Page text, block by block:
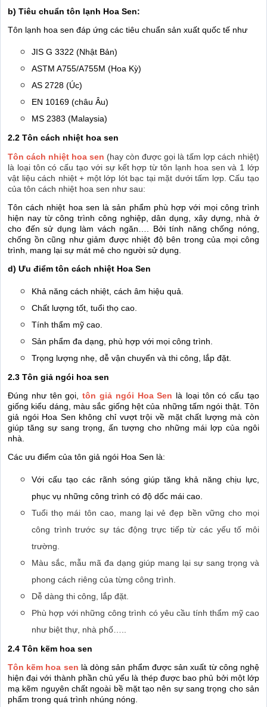
b) Tiêu chuẩn tôn lạnh Hoa Sen:
Tôn lạnh hoa sen đáp ứng các tiêu chuẩn sản xuất quốc tế như
JIS G 3322 (Nhật Bản)
ASTM A755/A755M (Hoa Kỳ)
AS 2728 (Úc)
EN 10169 (châu Âu)
MS 2383 (Malaysia)
2.2 Tôn cách nhiệt hoa sen
Tôn cách nhiệt hoa sen (hay còn được gọi là tấm lợp cách nhiệt)
là loại tôn có cấu tạo với sự kết hợp từ tôn lạnh hoa sen và 1 lớp
vật liệu cách nhiệt + một lớp lót bạc tại mặt dưới tấm lợp. Cấu tạo
của tôn cách nhiệt hoa sen như sau:
Tôn cách nhiệt hoa sen là sản phẩm phù hợp với mọi công trình
hiện nay từ công trình công nghiệp, dân dụng, xây dựng, nhà ở
cho đến sử dụng làm vách ngăn…. Bởi tính năng chống nóng,
chống ồn cũng như giảm được nhiệt độ bên trong của mọi công
trình, mang lại sự mát mẻ cho người sử dụng.
d) Ưu điểm tôn cách nhiệt Hoa Sen
Khả năng cách nhiệt, cách âm hiệu quả.
Chất lượng tốt, tuổi thọ cao.
Tính thẩm mỹ cao.
Sản phẩm đa dạng, phù hợp với mọi công trình.
Trọng lượng nhẹ, dễ vận chuyển và thi công, lắp đặt.
2.3 Tôn giả ngói hoa sen
Đúng như tên gọi,
tôn giả ngói Hoa Sen là loại tôn có cấu tạo
giống kiểu dáng, màu sắc giống hệt của những tấm ngói thật. Tôn
giả ngói Hoa Sen không chỉ vượt trội về mặt chất lượng mà còn
giúp tăng sự sang trọng, ấn tượng cho những mái lợp của ngôi
nhà.
Các ưu điểm của tôn giả ngói Hoa Sen là:
Với cấu tạo các rãnh sóng giúp tăng khả năng chịu lực,
phục vụ những công trình có độ dốc mái cao.
Tuổi thọ mái tôn cao, mang lại vẻ đẹp bền vững cho mọi
công trình trước sự tác động trực tiếp từ các yếu tố môi
trường.
Màu sắc, mẫu mã đa dạng giúp mang lại sự sang trọng và
phong cách riêng của từng công trình.
Dễ dàng thi công, lắp đặt.
Phù hợp với những công trình có yêu cầu tính thẩm mỹ cao
như biệt thự, nhà phố…..
2.4 Tôn kẽm hoa sen
Tôn kẽm hoa sen là dòng sản phẩm được sản xuất từ công nghệ
hiện đại với thành phần chủ yếu là thép được bao phủ bởi một lớp
mạ kẽm nguyên chất ngoài bề mặt tạo nên sự sang trọng cho sản
phẩm trong quá trình nhúng nóng.